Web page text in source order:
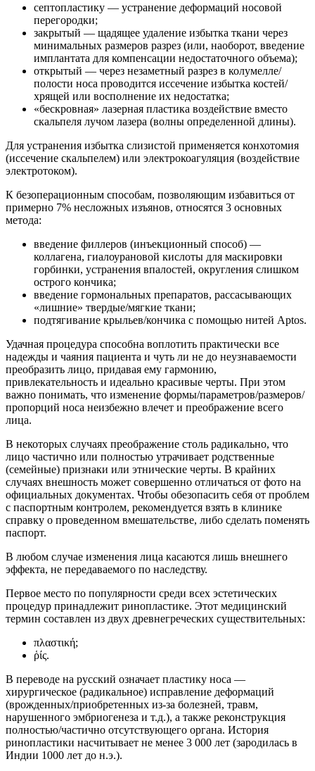
септопластику — устранение деформаций носовой
перегородки;
закрытый — щадящее удаление избытка ткани через
минимальных размеров разрез (или, наоборот, введение
имплантата для компенсации недостаточного объема);
открытый — через незаметный разрез в колумелле/
полости носа проводится иссечение избытка костей/
хрящей или восполнение их недостатка;
«бескровная» лазерная пластика воздействие вместо
скальпеля лучом лазера (волны определенной длины).
Для устранения избытка слизистой применяется конхотомия
(иссечение скальпелем) или электрокоагуляция (воздействие
электротоком).
К безоперационным способам, позволяющим избавиться от
примерно 7% несложных изъянов, относятся 3 основных
метода:
введение филлеров (инъекционный способ) —
коллагена, гиалоурановой кислоты для маскировки
горбинки, устранения впалостей, округления слишком
острого кончика;
введение гормональных препаратов, рассасывающих
«лишние» твердые/мягкие ткани;
подтягивание крыльев/кончика с помощью нитей Aptos.
Удачная процедура способна воплотить практически все
надежды и чаяния пациента и чуть ли не до неузнаваемости
преобразить лицо, придавая ему гармонию,
привлекательность и идеально красивые черты. При этом
важно понимать, что изменение формы/параметров/размеров/
пропорций носа неизбежно влечет и преображение всего
лица.
В некоторых случаях преображение столь радикально, что
лицо частично или полностью утрачивает родственные
(семейные) признаки или этнические черты. В крайних
случаях внешность может совершенно отличаться от фото на
официальных документах. Чтобы обезопасить себя от проблем
с паспортным контролем, рекомендуется взять в клинике
справку о проведенном вмешательстве, либо сделать поменять
паспорт.
В любом случае изменения лица касаются лишь внешнего
эффекта, не передаваемого по наследству.
Первое место по популярности среди всех эстетических
процедур принадлежит ринопластике. Этот медицинский
термин составлен из двух древнегреческих существительных:
πλαστική;
ῥίς.
В переводе на русский означает пластику носа —
хирургическое (радикальное) исправление деформаций
(врожденных/приобретенных из-за болезней, травм,
нарушенного эмбриогенеза и т.д.), а также реконструкция
полностью/частично отсутствующего органа. История
ринопластики насчитывает не менее 3 000 лет (зародилась в
Индии 1000 лет до н.э.).